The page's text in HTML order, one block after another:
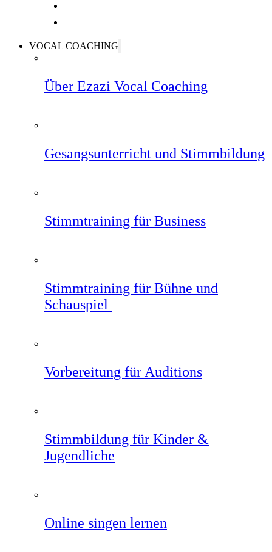
VOCAL COACHING
Über Ezazi Vocal Coaching
Gesangsunterricht und Stimmbildung
Stimmtraining für Business
Stimmtraining für Bühne und
Schauspiel
Vorbereitung für Auditions
Stimmbildung für Kinder &
Jugendliche
Online singen lernen